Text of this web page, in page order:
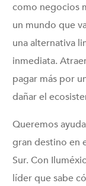
como negocios
un mundo que
una alternativa
inmediata.
pagar más por
dañar el
Queremos
gran destino en
Sur. Con
líder que sabe